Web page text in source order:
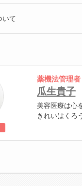
いて
薬機法管理者
瓜生貴子
美容医療は心
きれいはくろ